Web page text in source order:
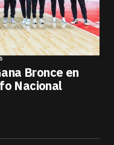
Bronce en
Nacional